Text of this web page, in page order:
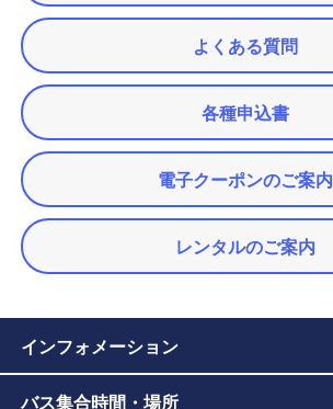
よくある質問
各種申込書
電子クーポンのご案内
レンタルのご案内
インフォメーション
バス集合時間・場所